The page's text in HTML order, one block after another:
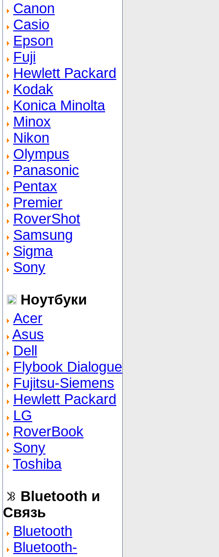
Canon
Casio
Epson
Fuji
Hewlett Packard
Kodak
Konica Minolta
Minox
Nikon
Olympus
Panasonic
Pentax
Premier
RoverShot
Samsung
Sigma
Sony
Ноутбуки
Acer
Asus
Dell
Flybook Dialogue
Fujitsu-Siemens
Hewlett Packard
LG
RoverBook
Sony
Toshiba
Bluetooth и
Связь
Bluetooth
Bluetooth-